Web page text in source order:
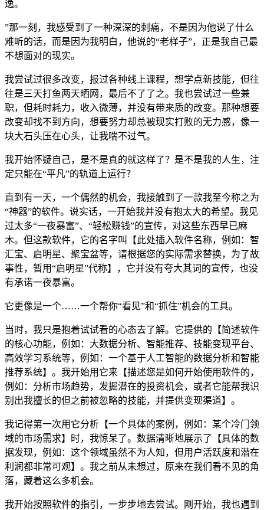
逸。
”那一刻，我感受到了一种深深的刺痛，不是因为他说了什么
难听的话，而是因为我明白，他说的“老样子”，正是我自己最
不想面对的现实。
我尝试过很多改变，报过各种线上课程，想学点新技能，但往
往是三天打鱼两天晒网，最后不了了之。我也尝试过一些兼
职，但耗时耗力，收入微薄，并没有带来质的改变。那种想要
改变却找不到方向，想要努力却总被现实打败的无力感，像一
块大石头压在心头，让我喘不过气。
我开始怀疑自己，是不是真的就这样了？是不是我的人生，注
定只能在“平凡”的轨道上运行？
直到有一天，一个偶然的机会，我接触到了一款我至今称之为
“神器”的软件。说实话，一开始我并没有抱太大的希望。我见
过太多“一夜暴富”、“轻松赚钱”的宣传，对这些东西早已麻
木。但这款软件，它的名字叫【此处插入软件名称，例如：智
汇宝、启明星、聚宝盆等，请根据您的实际需求替换，为了故
事性，暂用“启明星”代称】，它并没有夸大其词的宣传，也没
有承诺一夜暴富。
它更像是一个……一个帮你“看见”和“抓住”机会的工具。
当时，我只是抱着试试看的心态去了解。它提供的【简述软件
的核心功能，例如：大数据分析、智能推荐、技能变现平台、
高效学习系统等，例如：一个基于人工智能的数据分析和智能
推荐系统】。我开始用它来【描述您是如何开始使用软件的，
例如：分析市场趋势，发掘潜在的投资机会，或者它能帮我识
别出我擅长的但之前被忽略的技能，并提供变现渠道】。
我记得第一次用它分析【一个具体的案例，例如：某个冷门领
域的市场需求】时，我惊呆了。数据清晰地展示了【具体的数
据发现，例如：这个领域虽然不为人知，但用户活跃度和潜在
利润都非常可观】。我之前从未想过，原来在我们看不见的角
落，藏着这么多机会。
我开始按照软件的指引，一步步地去尝试。刚开始，我也遇到